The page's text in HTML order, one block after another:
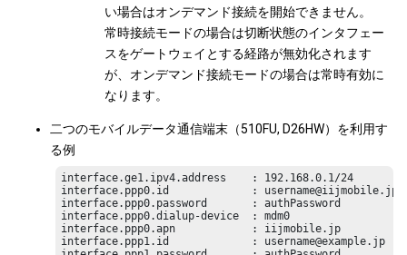
い場合はオンデマンド接続を開始できません。
常時接続モードの場合は切断状態のインタフェー
スをゲートウェイとする経路が無効化されます
が、オンデマンド接続モードの場合は常時有効に
なります。
二つのモバイルデータ通信端末（510FU, D26HW）を利用す
る例
interface.ge1.ipv4.address    : 192.168.0.1/24
interface.ppp0.id             : username@iijmobile.jp
interface.ppp0.password       : authPassword
interface.ppp0.dialup-device  : mdm0
interface.ppp0.apn            : iijmobile.jp
interface.ppp1.id             : username@example.jp